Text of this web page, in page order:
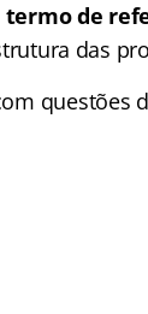
termo de
das
questões